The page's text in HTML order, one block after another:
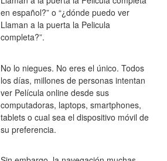
en español?” o “¿dónde puedo ver
Llaman a la puerta la Pelicula
completa?”.
No lo niegues. No eres el único. Todos
los días, millones de personas intentan
ver Película online desde sus
computadoras, laptops, smartphones,
tablets o cual sea el dispositivo móvil de
su preferencia.